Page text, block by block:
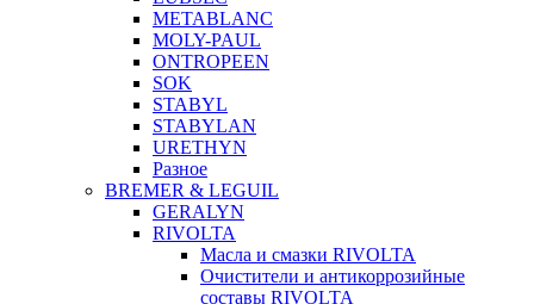
METABLANC
MOLY-PAUL
ONTROPEEN
SOK
STABYL
STABYLAN
URETHYN
Разное
BREMER & LEGUIL
GERALYN
RIVOLTA
Масла и смазки RIVOLTA
Очистители и антикоррозийные
составы RIVOLTA